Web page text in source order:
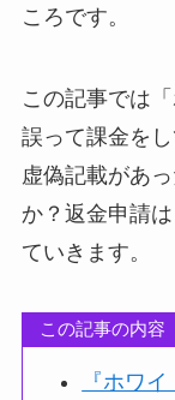
ころです。
この記事では
誤って課金を
虚偽記載があ
か？返金申請
ていきます。
この記事の内容
『ホワ